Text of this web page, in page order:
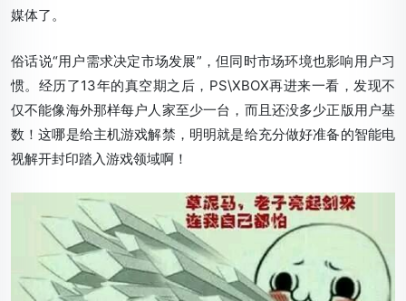
媒体了。
俗话说“用户需求决定市场发展”，但同时市场环境也影响用户习
惯。经历了13年的真空期之后，PS\XBOX再进来一看，发现不
仅不能像海外那样每户人家至少一台，而且还没多少正版用户基
数！这哪是给主机游戏解禁，明明就是给充分做好准备的智能电
视解开封印踏入游戏领域啊！